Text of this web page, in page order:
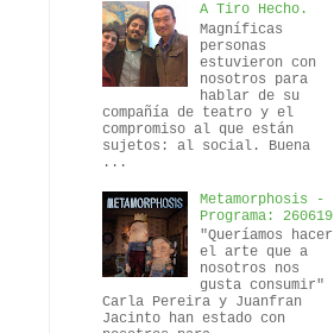
A Tiro Hecho.
Magníficas
personas
estuvieron con
nosotros para
hablar de su
compañía de teatro y el
compromiso al que están
sujetos: al social. Buena
...
Metamorphosis -
Programa: 260619
"Queríamos hacer
el arte que a
nosotros nos
gusta consumir"
Carla Pereira y Juanfran
Jacinto han estado con